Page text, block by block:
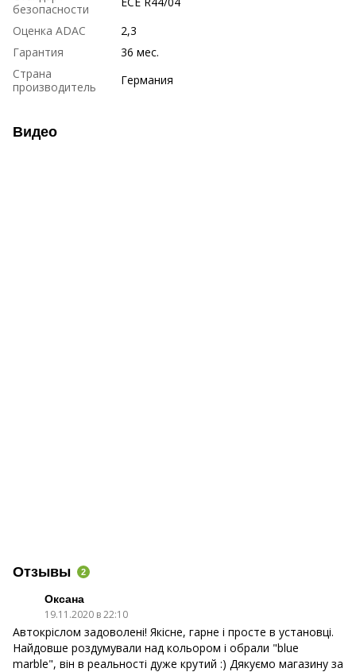
безопасности
Оценка ADAC
2,3
Гарантия
36 мес.
Страна
производитель
Германия
Видео
Отзывы 2
Оксана
19.11.2020 в 22:10
Автокріслом задоволені! Якісне, гарне і просте в установці.
Найдовше роздумували над кольором і обрали "blue
marble", він в реальності дуже крутий :) Дякуємо магазину за